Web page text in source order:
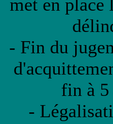
met en place
- Fin du
fin à 5
-